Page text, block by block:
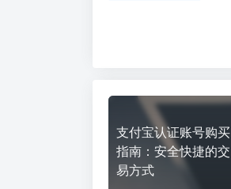
支付宝认证账号购买
指南：安全快捷的交
易方式